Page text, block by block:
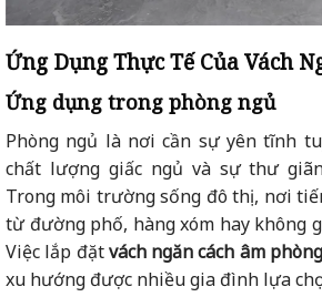
Ứng Dụng Thực Tế Của Vách
Ứng dụng trong phòng ngủ
Phòng ngủ là nơi cần sự yên tĩnh
chất lượng giấc ngủ và sự thư
Trong môi trường sống đô thị, nơi
từ đường phố, hàng xóm hay không
Việc lắp đặtvách ngăn cách âm
xu hướng được nhiều gia đình lựa